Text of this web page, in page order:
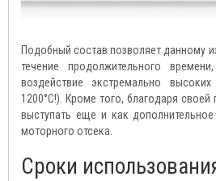
Подобный состав позволяет данному
течение продолжительного
воздействие экстремально
1200°С!). Кроме того, благодаря
выступать еще и как
моторного отсека.
Сроки